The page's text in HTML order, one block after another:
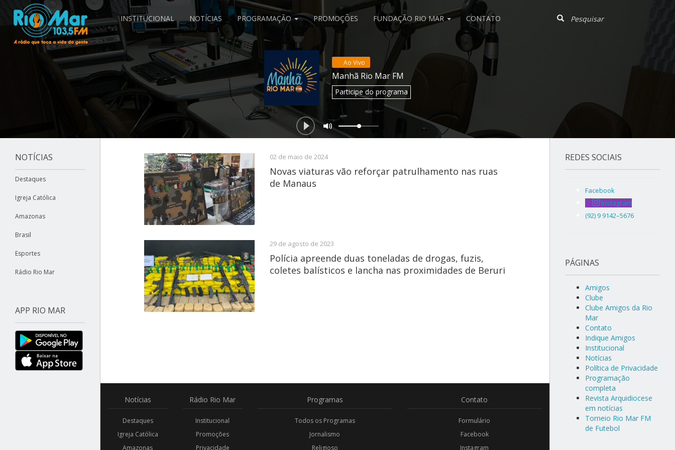
INSTITUCIONAL NOTÍCIAS PROGRAMAÇÃO PROMOÇÕES FUNDAÇÃO RIO MAR CONTATO
Ao Vivo
Manhã Rio Mar FM
Participedo programa
NOTÍCIAS
Destaques
Igreja Católica
Amazonas
Brasil
Esportes
Rádio Rio Mar
APP RIO MAR
02 de maio de 2024
Novas viaturas vão reforçar patrulhamento nas ruas
de Manaus
29 de agosto de 2023
Polícia apreende duas toneladas de drogas, fuzis,
coletes balísticos e lancha nas proximidades de Beruri
Notícias
Destaques
Igreja Católica
Amazonas
Rádio Rio Mar
Institucional
Promoções
Privacidade
Programas
Todos os Programas
Jornalismo
Religioso
Contato
Formulário
Facebook
Instagram
REDES SOCIAIS
Facebook
Instagram
(92) 9 9142–5676
PÁGINAS
Amigos
Clube
Clube Amigos da Rio
Mar
Contato
Indique Amigos
Institucional
Notícias
Política de Privacidade
Programação
completa
Revista Arquidiocese
em notícias
Torneio Rio Mar FM
de Futebol